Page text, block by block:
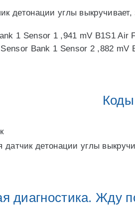
детонации углы
1 Sensor 1 ,941 mV B1S1
Bank 1 Sensor 2 ,882
детонации углы
диагностика. Жду